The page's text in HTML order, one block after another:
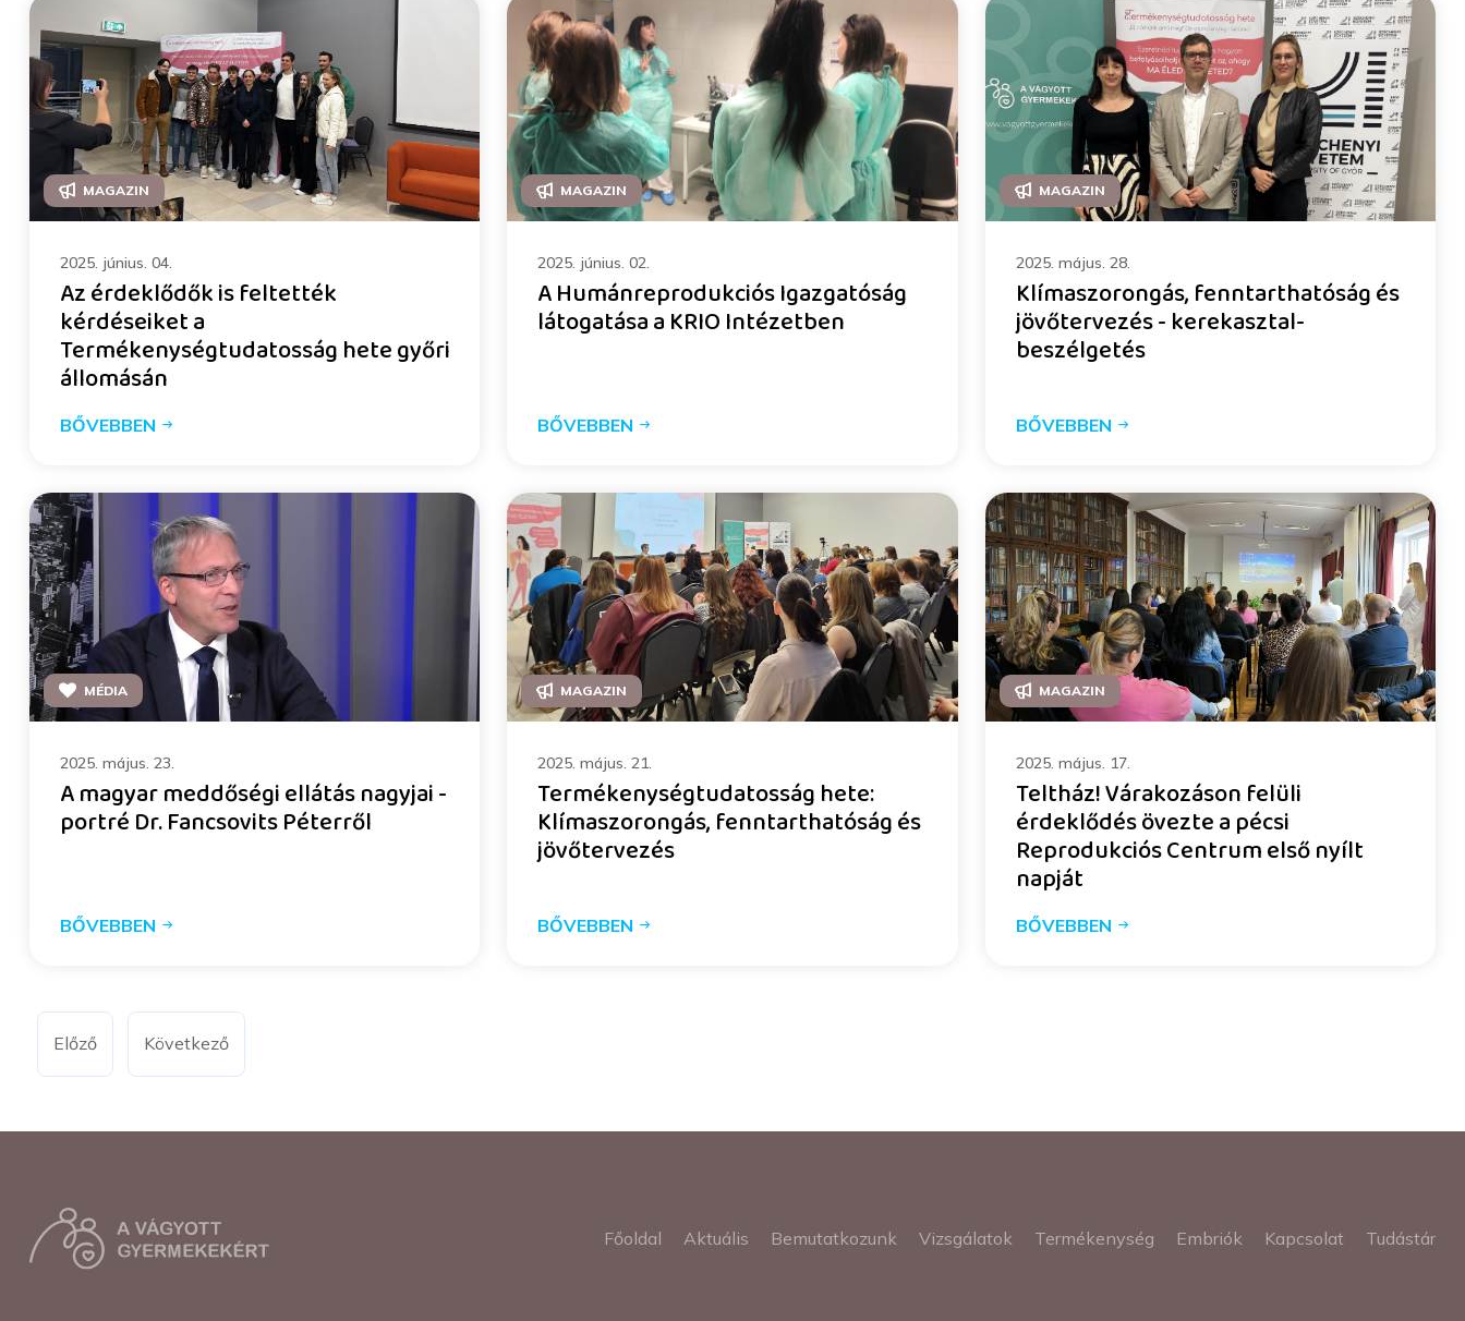
MAGAZIN
2025. június. 04.
Az érdeklődők is feltették
kérdéseiket a
Termékenységtudatosság hete győri
állomásán
BŐVEBBEN
MAGAZIN
2025. június. 02.
A Humánreprodukciós Igazgatóság
látogatása a KRIO Intézetben
BŐVEBBEN
MAGAZIN
2025. május. 28.
Klímaszorongás, fenntarthatóság és
jövőtervezés - kerekasztal-
beszélgetés
BŐVEBBEN
MÉDIA
2025. május. 23.
A magyar meddőségi ellátás nagyjai -
portré Dr. Fancsovits Péterről
BŐVEBBEN
MAGAZIN
2025. május. 21.
Termékenységtudatosság hete:
Klímaszorongás, fenntarthatóság és
jövőtervezés
BŐVEBBEN
MAGAZIN
2025. május. 17.
Teltház! Várakozáson felüli
érdeklődés övezte a pécsi
Reprodukciós Centrum első nyílt
napját
BŐVEBBEN
Előző Következő
Főoldal Aktuális Bemutatkozunk Vizsgálatok Termékenység Embriók Kapcsolat Tudástár